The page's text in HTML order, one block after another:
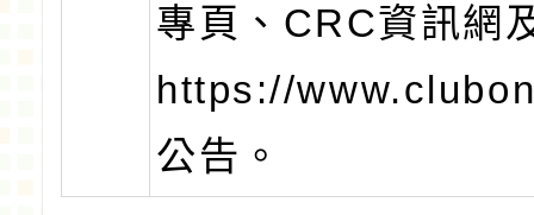
專頁、CRC資訊網
https://
公告。